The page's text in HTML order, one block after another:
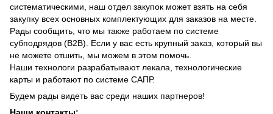
систематическими, наш отдел закупок может взять на себя
закупку всех основных комплектующих для заказов на месте.
Рады сообщить, что мы также работаем по системе
субподрядов (В2В). Если у вас есть крупный заказ, который вы
не можете отшить, мы можем в этом помочь.
Наши технологи разрабатывают лекала, технологические
карты и работают по системе САПР.
Будем рады видеть вас среди наших партнеров!
Наши контакты: